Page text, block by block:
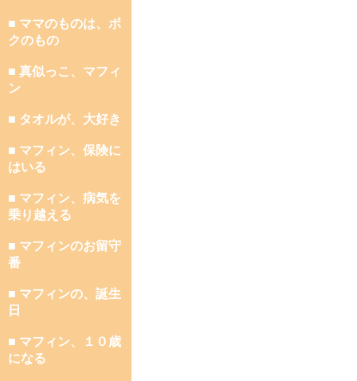
■ ママのものは、ボ
クのもの
■ 真似っこ、マフィ
ン
■ タオルが、大好き
■ マフィン、保険に
はいる
■ マフィン、病気を
乗り越える
■ マフィンのお留守
番
■ マフィンの、誕生
日
■ マフィン、１０歳
になる